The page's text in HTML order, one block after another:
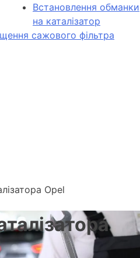
Встановлення обманки
на каталізатор
сажового фільтра
Opel